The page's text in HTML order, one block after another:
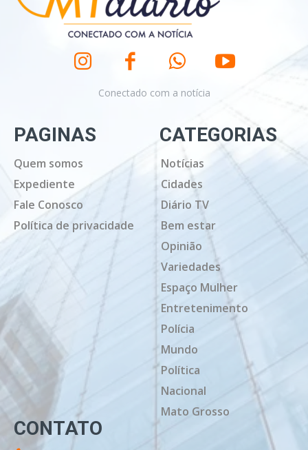
Conectado com a notícia
PAGINAS
Quem somos
Expediente
Fale Conosco
Política de privacidade
CATEGORIAS
Notícias
Cidades
Diário TV
Bem estar
Opinião
Variedades
Espaço Mulher
Entretenimento
Polícia
Mundo
Política
Nacional
Mato Grosso
CONTATO